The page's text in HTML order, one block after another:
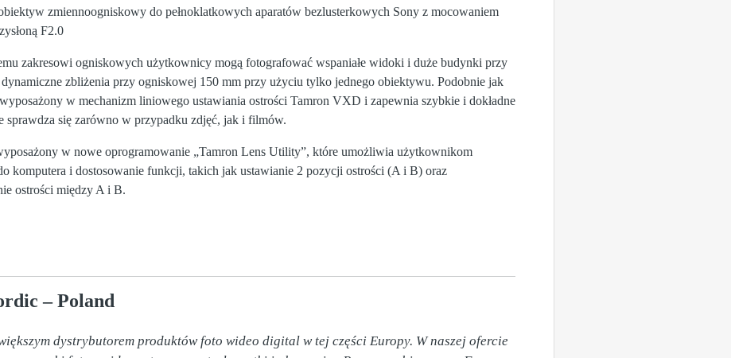
zmiennoogniskowy do pełnoklatkowych aparatów bezlusterkowych Sony z mocowaniem
F2.0
zakresowi ogniskowych użytkownicy mogą fotografować wspaniałe widoki i duże budynki przy
zbliżenia przy ogniskowej 150 mm przy użyciu tylko jednego obiektywu. Podobnie jak
w mechanizm liniowego ustawiania ostrości Tamron VXD i zapewnia szybkie i dokładne
sprawdza się zarówno w przypadku zdjęć, jak i filmów.
w nowe oprogramowanie „Tamron Lens Utility”, które umożliwia użytkownikom
komputera i dostosowanie funkcji, takich jak ustawianie 2 pozycji ostrości (A i B) oraz
ostrości między A i B.
– Poland
dystrybutorem produktów foto wideo digital w tej części Europy. W naszej ofercie